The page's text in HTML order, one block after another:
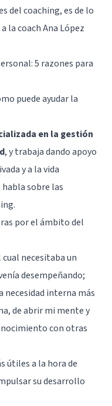
del coaching, es de lo
la coach Ana López
5 razones para
puede ayudar la
en la gestión
, y trabaja dando apoyo
y a la vida
sobre las
por el ámbito del
necesitaba un
desempeñando;
necesidad interna más
de abrir mi mente y
con otras
útiles a la hora de
su desarrollo